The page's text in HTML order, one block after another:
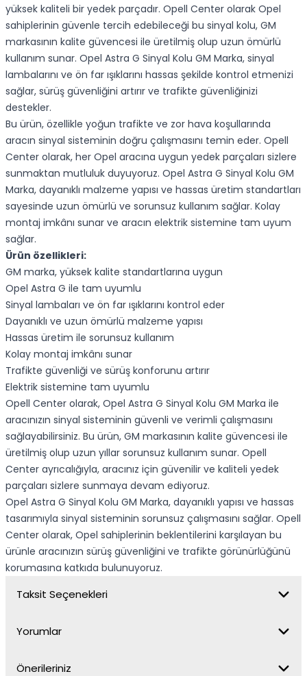
yüksek kaliteli bir yedek parçadır. Opell Center olarak Opel
sahiplerinin güvenle tercih edebileceği bu sinyal kolu, GM
markasının kalite güvencesi ile üretilmiş olup uzun ömürlü
kullanım sunar. Opel Astra G Sinyal Kolu GM Marka, sinyal
lambalarını ve ön far ışıklarını hassas şekilde kontrol etmenizi
sağlar, sürüş güvenliğini artırır ve trafikte güvenliğinizi
destekler.
Bu ürün, özellikle yoğun trafikte ve zor hava koşullarında
aracın sinyal sisteminin doğru çalışmasını temin eder. Opell
Center olarak, her Opel aracına uygun yedek parçaları sizlere
sunmaktan mutluluk duyuyoruz. Opel Astra G Sinyal Kolu GM
Marka, dayanıklı malzeme yapısı ve hassas üretim standartları
sayesinde uzun ömürlü ve sorunsuz kullanım sağlar. Kolay
montaj imkânı sunar ve aracın elektrik sistemine tam uyum
sağlar.
Ürün özellikleri:
GM marka, yüksek kalite standartlarına uygun
Opel Astra G ile tam uyumlu
Sinyal lambaları ve ön far ışıklarını kontrol eder
Dayanıklı ve uzun ömürlü malzeme yapısı
Hassas üretim ile sorunsuz kullanım
Kolay montaj imkânı sunar
Trafikte güvenliği ve sürüş konforunu artırır
Elektrik sistemine tam uyumlu
Opell Center olarak, Opel Astra G Sinyal Kolu GM Marka ile
aracınızın sinyal sisteminin güvenli ve verimli çalışmasını
sağlayabilirsiniz. Bu ürün, GM markasının kalite güvencesi ile
üretilmiş olup uzun yıllar sorunsuz kullanım sunar. Opell
Center ayrıcalığıyla, aracınız için güvenilir ve kaliteli yedek
parçaları sizlere sunmaya devam ediyoruz.
Opel Astra G Sinyal Kolu GM Marka, dayanıklı yapısı ve hassas
tasarımıyla sinyal sisteminin sorunsuz çalışmasını sağlar. Opell
Center olarak, Opel sahiplerinin beklentilerini karşılayan bu
ürünle aracınızın sürüş güvenliğini ve trafikte görünürlüğünü
korumasına katkıda bulunuyoruz.
Taksit Seçenekleri
Yorumlar
Önerileriniz